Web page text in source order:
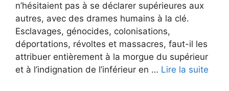
n’hésitaient pas à se déclarer supérieures aux
autres, avec des drames humains à la clé.
Esclavages, génocides, colonisations,
déportations, révoltes et massacres, faut-il les
attribuer entièrement à la morgue du supérieur
et à l’indignation de l’inférieur en … Lire la suite